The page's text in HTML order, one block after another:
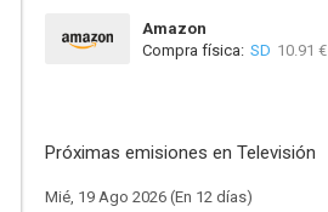
Amazon
Compra física: SD 10.91 €
Próximas emisiones en Televisión
Mié, 19 Ago 2026 (En 12 días)